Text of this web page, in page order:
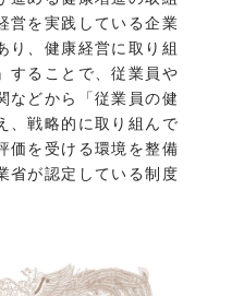
営を実践している企業
り、健康経営に取り組
することで、従業員や
などから「従業員の健
、戦略的に取り組んで
価を受ける環境を整備
省が認定している制度